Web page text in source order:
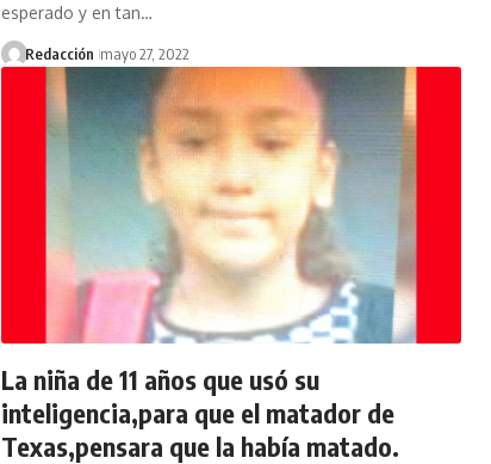
esperado y en tan…
Redacción mayo 27, 2022
La niña de 11 años que usó su
inteligencia,para que el matador de
Texas,pensara que la había matado.